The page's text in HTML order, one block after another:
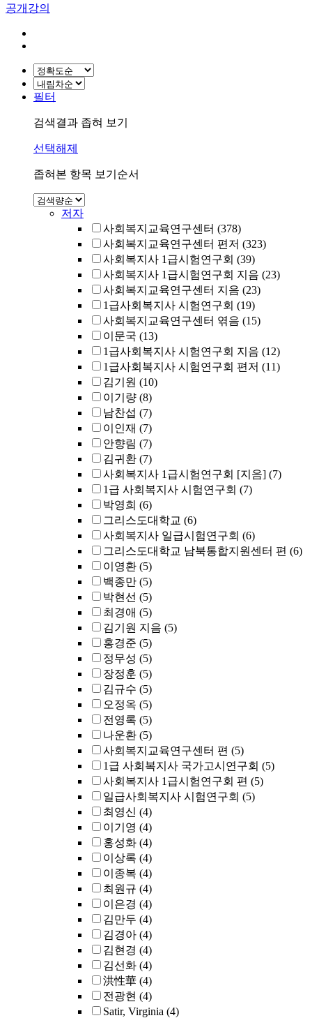
공개강의
필터
검색결과 좁혀 보기
선택해제
좁혀본 항목 보기순서
저자
사회복지교육연구센터 (378)
사회복지교육연구센터 편저 (323)
사회복지사 1급시험연구회 (39)
사회복지사 1급시험연구회 지음 (23)
사회복지교육연구센터 지음 (23)
1급사회복지사 시험연구회 (19)
사회복지교육연구센터 엮음 (15)
이문국 (13)
1급사회복지사 시험연구회 지음 (12)
1급사회복지사 시험연구회 편저 (11)
김기원 (10)
이기량 (8)
남찬섭 (7)
이인재 (7)
안향림 (7)
김귀환 (7)
사회복지사 1급시험연구회 [지음] (7)
1급 사회복지사 시험연구회 (7)
박영희 (6)
그리스도대학교 (6)
사회복지사 일급시험연구회 (6)
그리스도대학교 남북통합지원센터 편 (6)
이영환 (5)
백종만 (5)
박현선 (5)
최경애 (5)
김기원 지음 (5)
홍경준 (5)
정무성 (5)
장정훈 (5)
김규수 (5)
오정옥 (5)
전영록 (5)
나운환 (5)
사회복지교육연구센터 편 (5)
1급 사회복지사 국가고시연구회 (5)
사회복지사 1급시험연구회 편 (5)
일급사회복지사 시험연구회 (5)
최영신 (4)
이기영 (4)
홍성화 (4)
이상록 (4)
이종복 (4)
최원규 (4)
이은경 (4)
김만두 (4)
김경아 (4)
김현경 (4)
김선화 (4)
洪性華 (4)
전광현 (4)
Satir, Virginia (4)